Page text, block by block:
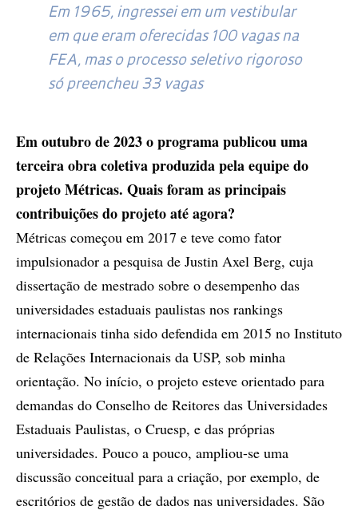
Em 1965, ingressei em um vestibular
em que eram oferecidas 100 vagas na
FEA, mas o processo seletivo rigoroso
só preencheu 33 vagas
Em outubro de 2023 o programa publicou uma
terceira obra coletiva produzida pela equipe do
projeto Métricas. Quais foram as principais
contribuições do projeto até agora?
Métricas começou em 2017 e teve como fator
impulsionador a pesquisa de Justin Axel Berg, cuja
dissertação de mestrado sobre o desempenho das
universidades estaduais paulistas nos rankings
internacionais tinha sido defendida em 2015 no Instituto
de Relações Internacionais da USP, sob minha
orientação. No início, o projeto esteve orientado para
demandas do Conselho de Reitores das Universidades
Estaduais Paulistas, o Cruesp, e das próprias
universidades. Pouco a pouco, ampliou-se uma
discussão conceitual para a criação, por exemplo, de
escritórios de gestão de dados nas universidades. São